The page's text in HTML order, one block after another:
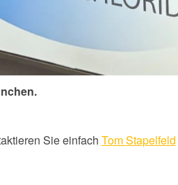
Sie einfach TomStapelfeld